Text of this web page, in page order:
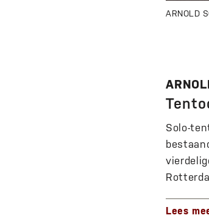
ARNOLD
Solo-
Lees